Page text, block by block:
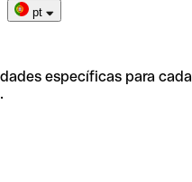
pt
específicas para cada